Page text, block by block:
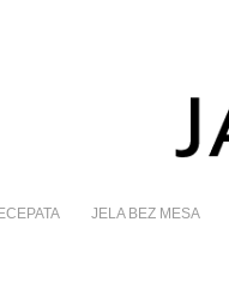
JELA BEZ MESA